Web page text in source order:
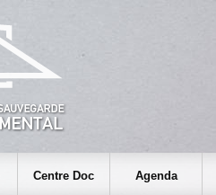
Centre Doc Agenda